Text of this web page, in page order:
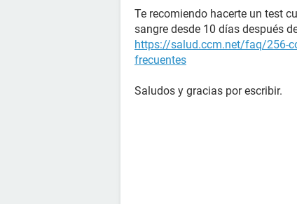
Te recomiendo hacerte un test
sangre desde 10 días después
https://salud.ccm.net/faq/256-
frecuentes
Saludos y gracias por escribir.